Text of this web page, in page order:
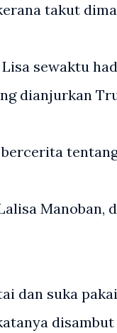
takut
sewaktu
dianjurkan
Manoban,
dan suka